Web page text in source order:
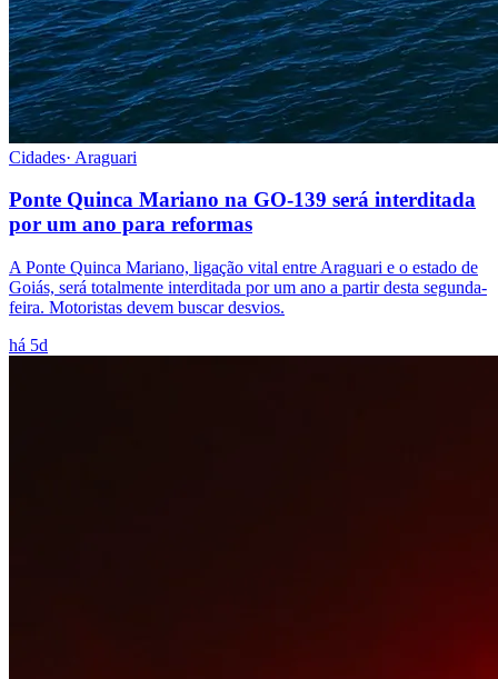
Cidades· Araguari
Ponte Quinca Mariano na GO-139 será interditada
por um ano para reformas
A Ponte Quinca Mariano, ligação vital entre Araguari e o estado de
Goiás, será totalmente interditada por um ano a partir desta segunda-
feira. Motoristas devem buscar desvios.
há 5d